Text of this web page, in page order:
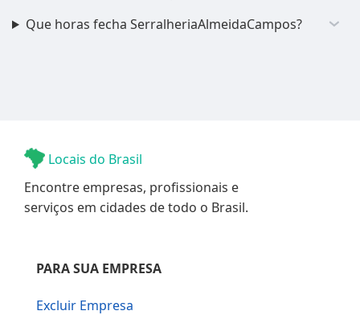
Que horas fecha SerralheriaAlmeidaCampos?
Locais do Brasil
Encontre empresas, profissionais e
serviços em cidades de todo o Brasil.
PARA SUA EMPRESA
Excluir Empresa